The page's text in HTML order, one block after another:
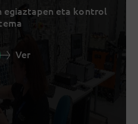
egiaztapen eta kontrol
Ver